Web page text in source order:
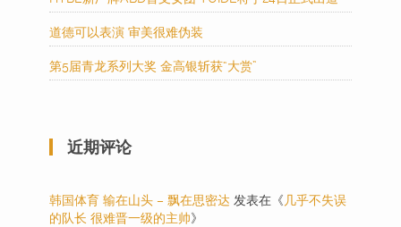
道德可以表演 审美很难伪装
第5届青龙系列大奖 金高银斩获“大赏”
近期评论
韩国体育 输在山头 – 飘在思密达 发表在《 几乎不失误
的队长 很难晋一级的主帅》